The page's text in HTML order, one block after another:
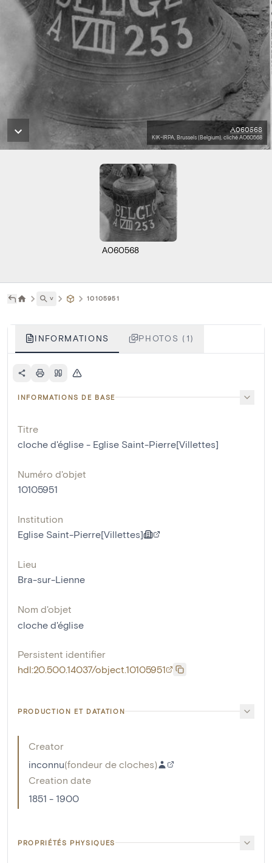
A060568
KIK-IRPA, Brussels (Belgium), cliché A060568
A060568
˅ 10105951
INFORMATIONS PHOTOS (1)
INFORMATIONS DE BASE
Titre
cloche d'église - Eglise Saint-Pierre[Villettes]
Numéro d'objet
10105951
Institution
Eglise Saint-Pierre[Villettes]
Lieu
Bra-sur-Lienne
Nom d'objet
cloche d'église
Persistent identifier
hdl:20.500.14037/object.10105951
PRODUCTION ET DATATION
Creator
inconnu(fondeur de cloches)
Creation date
1851 - 1900
PROPRIÉTÉS PHYSIQUES